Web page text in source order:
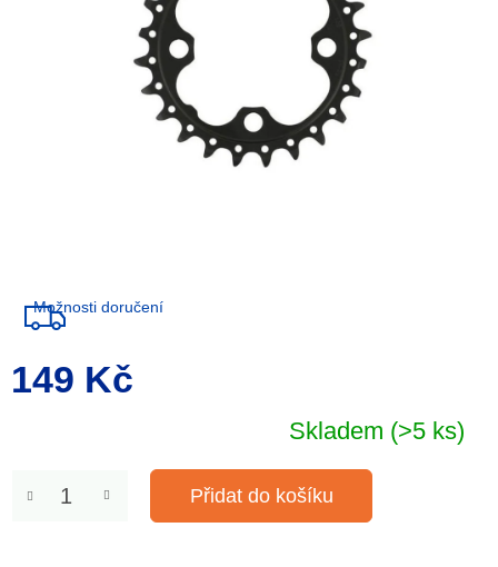
149 Kč
Měrná
cena:
Skladem (>5 ks)
Možnosti doručení
Přidat do košíku